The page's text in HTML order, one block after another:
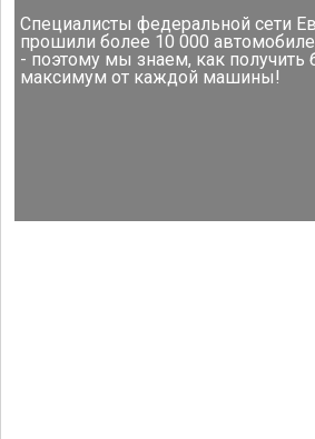
Специалисты федеральной сети
прошили более 10 000
- поэтому мы знаем, как получить
максимум от каждой машины!